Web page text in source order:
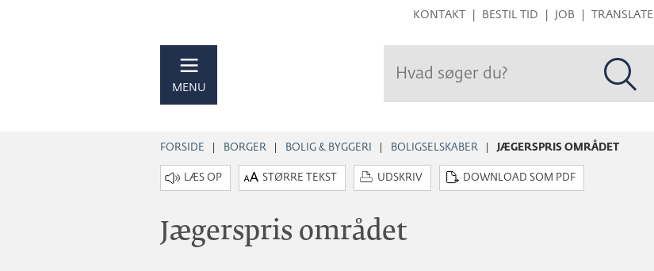
Hop
KONTAKT BESTIL TID JOB TRANSLATE
MENU
FORSIDE BORGER BOLIG & BYGGERI BOLIGSELSKABER JÆGERSPRIS OMRÅDET
STØRRE TEKST UDSKRIV DOWNLOAD SOM PDF
Jægerspris området